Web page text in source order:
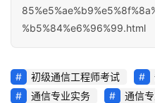
%b5%84%e6%96%99.html
初级通信工程师考试
通信专业实务
通信